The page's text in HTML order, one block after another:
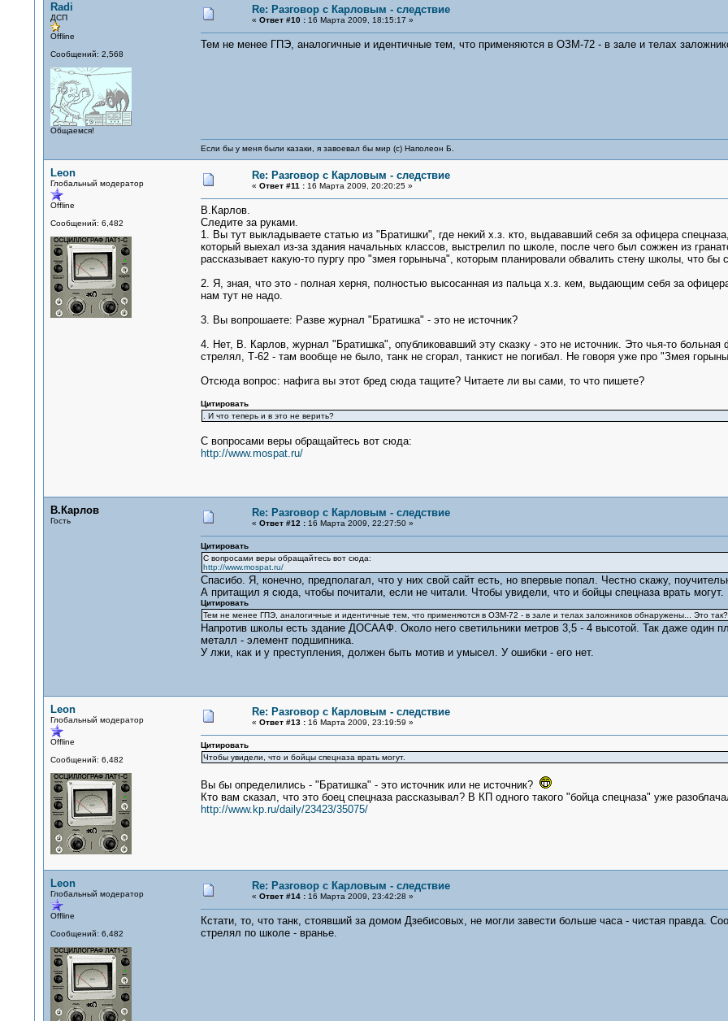
Radi
ДСП
Offline
Сообщений: 2,568
Общаемся!
Re: Разговор с Карловым - следствие
« Ответ #10 :16 Марта 2009, 18:15:17 »
Тем не менее ГПЭ, аналогичные и идентичные тем, что применяются в ОЗМ-72 - в зале и телах
Если бы у меня были казаки, я завоевал бы мир (с) Наполеон Б.
Leon
Глобальный модератор
Offline
Сообщений: 6,482
Re: Разговор с Карловым - следствие
« Ответ #11 :16 Марта 2009, 20:20:25 »
В.Карлов.
Следите за руками.
1. Вы тут выкладываете статью из "Братишки", где некий х.з. кто, выдававший себя за офицера
который выехал из-за здания начальных классов, выстрелил по школе, после чего был сожжен из
рассказывает какую-то пургу про "змея горыныча", которым планировали обвалить стену школы, что бы
2. Я, зная, что это - полная херня, полностью высосанная из пальца х.з. кем, выдающим себя за
нам тут не надо.
3. Вы вопрошаете: Разве журнал "Братишка" - это не источник?
4. Нет, В. Карлов, журнал "Братишка", опубликовавший эту сказку - это не источник. Это чья-то
стрелял, Т-62 - там вообще не было, танк не сгорал, танкист не погибал. Не говоря уже про "Змея
Отсюда вопрос: нафига вы этот бред сюда тащите? Читаете ли вы сами, то что пишете?
Цитировать
. И что теперь и в это не верить?
С вопросами веры обращайтесь вот сюда:
http://www.mospat.ru/
В.Карлов
Гость
Re: Разговор с Карловым - следствие
« Ответ #12 :16 Марта 2009, 22:27:50 »
Цитировать
С вопросами веры обращайтесь вот сюда:
http://www.mospat.ru/
Спасибо. Я, конечно, предполагал, что у них свой сайт есть, но впервые попал. Честно скажу,
А притащил я сюда, чтобы почитали, если не читали. Чтобы увидели, что и бойцы спецназа врать могут.
Цитировать
Тем не менее ГПЭ, аналогичные и идентичные тем, что применяются в ОЗМ-72 - в зале и телах заложников обнаружены... Это так?
Напротив школы есть здание ДОСААФ. Около него светильники метров 3,5 - 4 высотой. Так даже один
металл - элемент подшипника.
У лжи, как и у преступления, должен быть мотив и умысел. У ошибки - его нет.
Leon
Глобальный модератор
Offline
Сообщений: 6,482
Re: Разговор с Карловым - следствие
« Ответ #13 :16 Марта 2009, 23:19:59 »
Цитировать
Чтобы увидели, что и бойцы спецназа врать могут.
Вы бы определились - "Братишка" - это источник или не источник?
Кто вам сказал, что это боец спецназа рассказывал? В КП одного такого "бойца спецназа" уже
http://www.kp.ru/daily/23423/35075/
Leon
Глобальный модератор
Offline
Сообщений: 6,482
Re: Разговор с Карловым - следствие
« Ответ #14 :16 Марта 2009, 23:42:28 »
Кстати, то, что танк, стоявший за домом Дзебисовых, не могли завести больше часа - чистая правда.
стрелял по школе - вранье.